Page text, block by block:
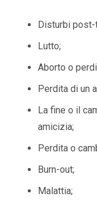
Disturbi post-
Lutto;
Aborto o
Perdita di un
La fine o il
amicizia;
Perdita o
Burn-out;
Malattia;